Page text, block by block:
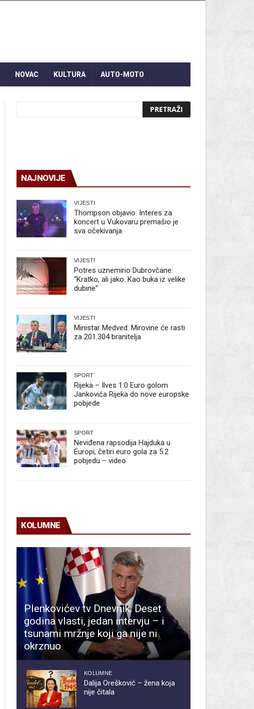
NOVAC KULTURA AUTO-MOTO
NAJNOVIJE
VIJESTI
Thompson objavio: Interes za
koncert u Vukovaru premašio je
sva očekivanja
VIJESTI
Potres uznemirio Dubrovčane:
“Kratko, ali jako. Kao buka iz velike
dubine”
VIJESTI
Ministar Medved: Mirovine će rasti
za 201.304 branitelja
SPORT
Rijeka – Ilves 1:0 Euro golom
Jankovića Rijeka do nove europske
pobjede
SPORT
Neviđena rapsodija Hajduka u
Europi, četiri euro gola za 5:2
pobjedu – video
KOLUMNE
Plenkovićev tv Dnevnik: Deset
godina vlasti, jedan intervju – i
tsunami mržnje koji ga nije ni
okrznuo
KOLUMNE
Dalija Orešković – žena koja
nije čitala